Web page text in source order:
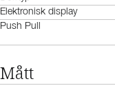
Elektronisk display
Push Pull
Mått